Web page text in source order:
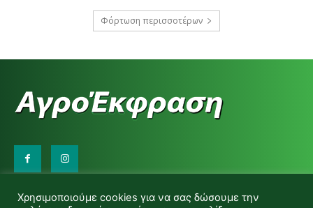
Φόρτωση περισσοτέρων
d.makas@yahoo.gr
Χρησιμοποιούμε cookies για να σας δώσουμε την